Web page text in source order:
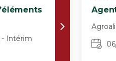
- Intérim